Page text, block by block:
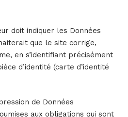
doit indiquer les Données
que le site corrige,
en s’identifiant précisément
d’identité (carte d’identité
de Données
aux obligations qui sont